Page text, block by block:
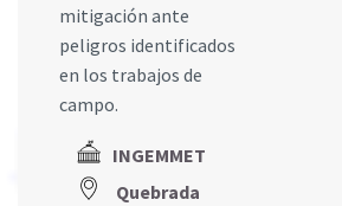
mitigación ante
peligros identificados
en los trabajos de
campo.
INGEMMET
Quebrada